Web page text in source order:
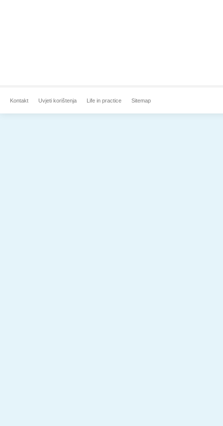
Kontakt Uvjeti korištenja Life in practice Sitemap